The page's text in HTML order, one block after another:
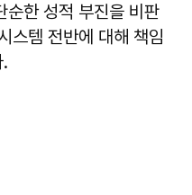
순한 성적 부진을 비판
스템 전반에 대해 책임